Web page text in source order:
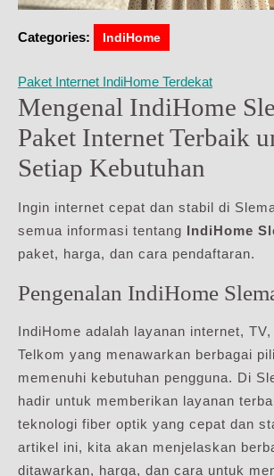
Categories: IndiHome
Paket Internet IndiHome Terdekat
Mengenal IndiHome
Paket Internet Terbaik
Setiap Kebutuhan
Ingin internet cepat dan stabil di
semua informasi tentang IndiHome
paket, harga, dan cara pendaftaran.
Pengenalan IndiHome
IndiHome adalah layanan internet,
Telkom yang menawarkan berbagai
memenuhi kebutuhan pengguna. Di
hadir untuk memberikan layanan
teknologi fiber optik yang cepat dan
artikel ini, kita akan menjelaskan
ditawarkan, harga, dan cara untuk